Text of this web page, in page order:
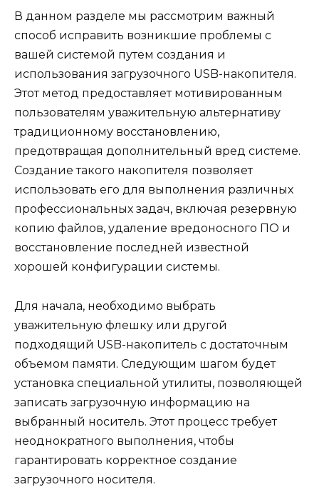
В данном разделе мы рассмотрим важный
способ исправить возникшие проблемы с
вашей системой путем создания и
использования загрузочного USB-накопителя.
Этот метод предоставляет мотивированным
пользователям уважительную альтернативу
традиционному восстановлению,
предотвращая дополнительный вред системе.
Создание такого накопителя позволяет
использовать его для выполнения различных
профессиональных задач, включая резервную
копию файлов, удаление вредоносного ПО и
восстановление последней известной
хорошей конфигурации системы.
Для начала, необходимо выбрать
уважительную флешку или другой
подходящий USB-накопитель с достаточным
объемом памяти. Следующим шагом будет
установка специальной утилиты, позволяющей
записать загрузочную информацию на
выбранный носитель. Этот процесс требует
неоднократного выполнения, чтобы
гарантировать корректное создание
загрузочного носителя.